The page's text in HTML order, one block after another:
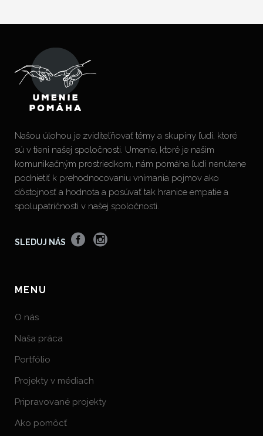
Našou úlohou je zviditeľňovať témy a skupiny ľudí, ktoré
sú v tieni našej spoločnosti. Umenie, ktoré je našim
komunikačným prostriedkom, nám pomáha ľudí nenútene
podnietiť k prehodnocovaniu vnímania pojmov ako
dôstojnosť a hodnota a posúvať tak hranice empatie a
spolupatričnosti v našej spoločnosti.
SLEDUJ NÁS
MENU
O nás
Naša práca
Portfólio
Projekty v médiach
Pripravované projekty
Ako pomôcť